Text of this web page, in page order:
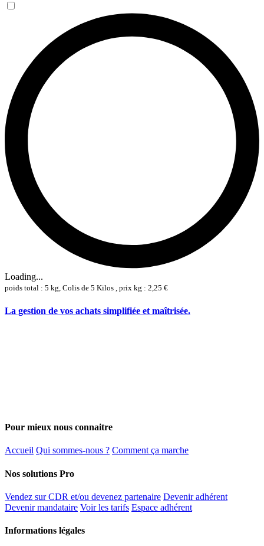
Loading...
poids total : 5 kg, Colis de 5 Kilos , prix kg : 2,25 €
La gestion de vos achats simplifiée et maîtrisée.
Pour mieux nous connaitre
Accueil Qui sommes-nous ? Comment ça marche
Nos solutions Pro
Vendez sur CDR et/ou devenez partenaire Devenir adhérent
Devenir mandataire Voir les tarifs Espace adhérent
Informations légales